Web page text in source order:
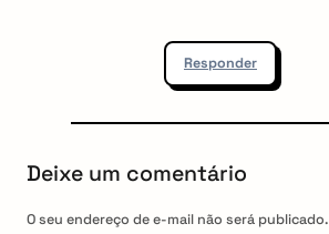
Responder
Deixe um comentário
O seu endereço de e-mail não será publicado.